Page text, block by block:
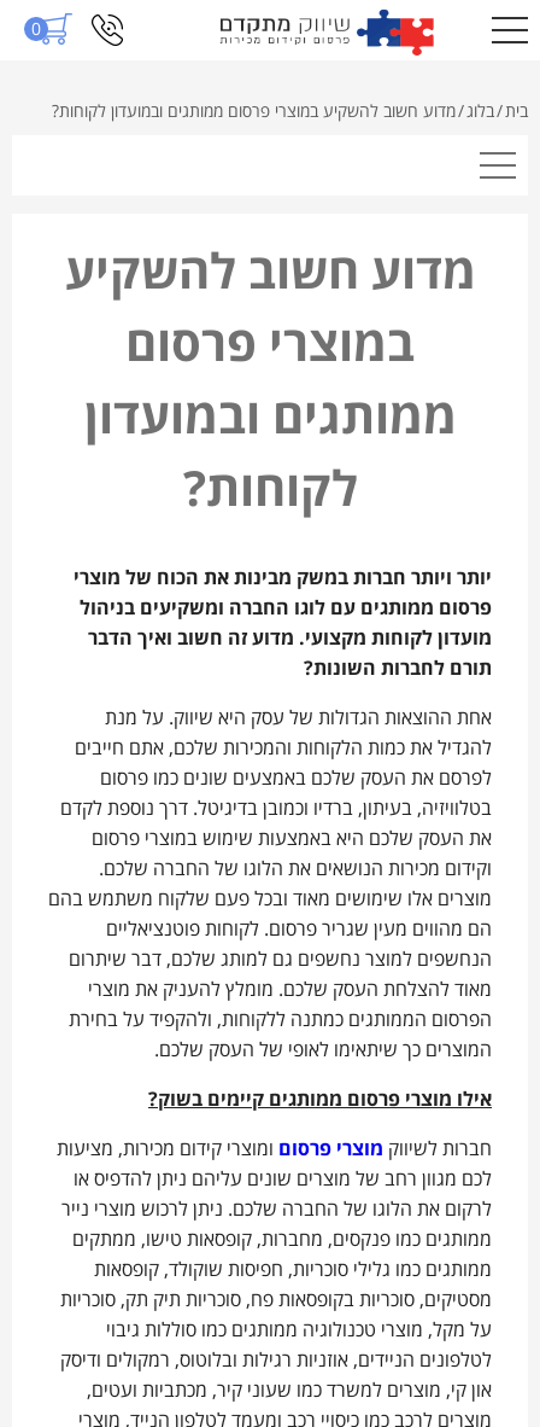
0
בית/בלוג/מדוע חשוב להשקיע במוצרי פרסום ממותגים ובמועדון לקוחות?
מדוע חשוב להשקיע
במוצרי פרסום
ממותגים ובמועדון
לקוחות?
יותר ויותר חברות במשק מבינות את הכוח של מוצרי
פרסום ממותגים עם לוגו החברה ומשקיעים בניהול
מועדון לקוחות מקצועי. מדוע זה חשוב ואיך הדבר
תורם לחברות השונות?
אחת ההוצאות הגדולות של עסק היא שיווק. על מנת
להגדיל את כמות הלקוחות והמכירות שלכם, אתם חייבים
לפרסם את העסק שלכם באמצעים שונים כמו פרסום
בטלוויזיה, בעיתון, ברדיו וכמובן בדיגיטל. דרך נוספת לקדם
את העסק שלכם היא באמצעות שימוש במוצרי פרסום
וקידום מכירות הנושאים את הלוגו של החברה שלכם.
מוצרים אלו שימושים מאוד ובכל פעם שלקוח משתמש בהם
הם מהווים מעין שגריר פרסום. לקוחות פוטנציאליים
הנחשפים למוצר נחשפים גם למותג שלכם, דבר שיתרום
מאוד להצלחת העסק שלכם. מומלץ להעניק את מוצרי
הפרסום הממותגים כמתנה ללקוחות, ולהקפיד על בחירת
המוצרים כך שיתאימו לאופי של העסק שלכם.
אילו מוצרי פרסום ממותגים קיימים בשוק?
חברות לשיווק מוצרי פרסום ומוצרי קידום מכירות, מציעות
לכם מגוון רחב של מוצרים שונים עליהם ניתן להדפיס או
לרקום את הלוגו של החברה שלכם. ניתן לרכוש מוצרי נייר
ממותגים כמו פנקסים, מחברות, קופסאות טישו, ממתקים
ממותגים כמו גלילי סוכריות, חפיסות שוקולד, קופסאות
מסטיקים, סוכריות בקופסאות פח, סוכריות תיק תק, סוכריות
על מקל, מוצרי טכנולוגיה ממותגים כמו סוללות גיבוי
לטלפונים הניידים, אוזניות רגילות ובלוטוס, רמקולים ודיסק
און קי, מוצרים למשרד כמו שעוני קיר, מכתביות ועטים,
מוצרים לרכב כמו כיסויי רכב ומעמד לטלפון הנייד, מוצרי